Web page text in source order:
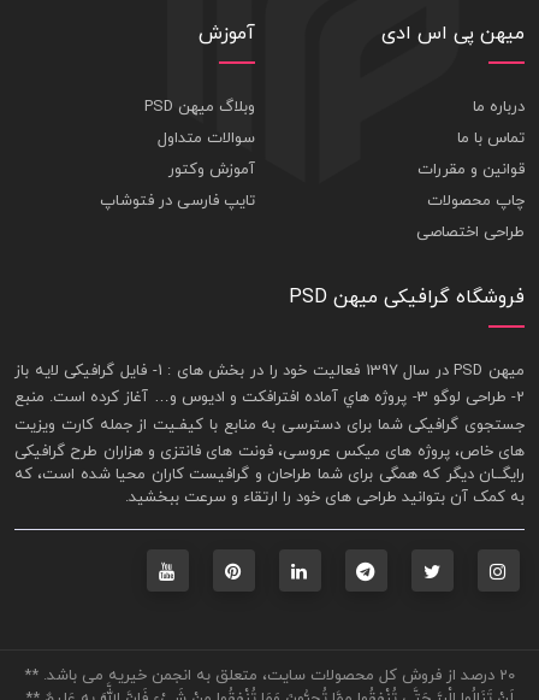
میهن پی اس ادی
درباره ما
تماس با ما
قوانین و مقررات
چاپ محصولات
طراحی اختصاصی
آموزش
وبلاگ میهن PSD
سوالات متداول
آموزش وکتور
تایپ فارسی در فتوشاپ
فروشگاه گرافیکی میهن PSD
ميهن PSD در سال 1397 فعاليت خود را در بخش های : 1-
فايل گرافيکی لايه باز
2- طراحی لوگو 3- پروژه هاي آماده افترافکت و اديوس و… آغاز کرده است. منبع
جستجوی گرافيکی شما برای دسترسی به منابع با کيفـيت از جملهکارت ويزيت
های خاص، پروژه های ميکس عروسی، فونت های فانتزی و هزاران طرح گرافیکی
رايگــان ديگر که همگی برای شما طراحان و گرافيست کاران محيا شده است، که
به کمک آن بتوانيد طراحی های خود را ارتقاء و سرعت ببخشيد.
20 درصد از فروش کل محصولات سایت، متعلق به انجمن خیریه می باشد. **